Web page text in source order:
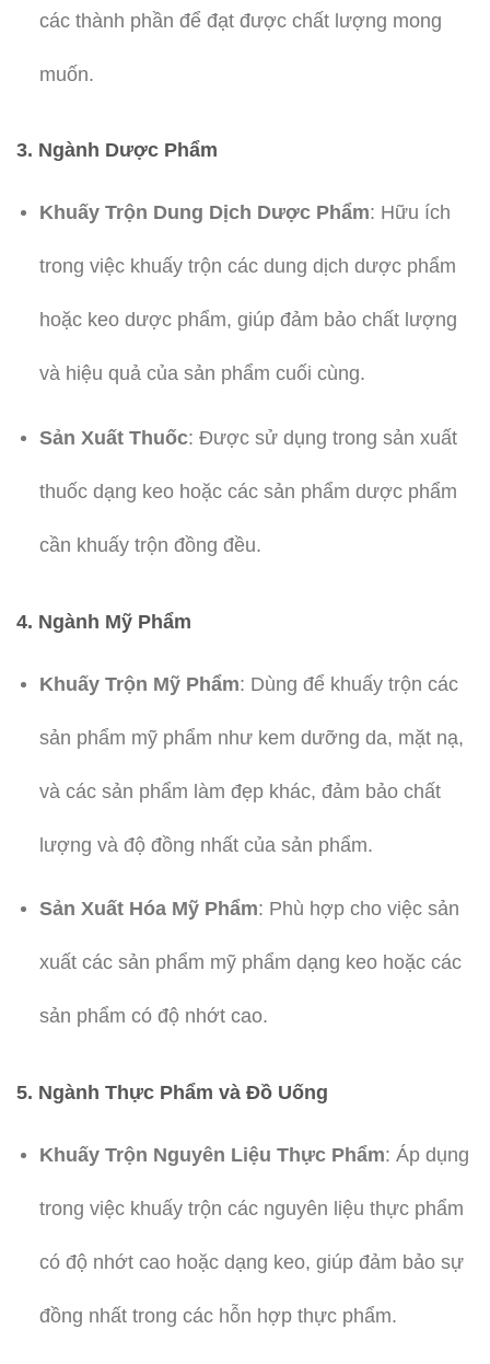
các thành phần để đạt được chất lượng mong
muốn.
3. Ngành Dược Phẩm
Khuấy Trộn Dung Dịch Dược Phẩm: Hữu ích
trong việc khuấy trộn các dung dịch dược phẩm
hoặc keo dược phẩm, giúp đảm bảo chất lượng
và hiệu quả của sản phẩm cuối cùng.
Sản Xuất Thuốc: Được sử dụng trong sản xuất
thuốc dạng keo hoặc các sản phẩm dược phẩm
cần khuấy trộn đồng đều.
4. Ngành Mỹ Phẩm
Khuấy Trộn Mỹ Phẩm: Dùng để khuấy trộn các
sản phẩm mỹ phẩm như kem dưỡng da, mặt nạ,
và các sản phẩm làm đẹp khác, đảm bảo chất
lượng và độ đồng nhất của sản phẩm.
Sản Xuất Hóa Mỹ Phẩm: Phù hợp cho việc sản
xuất các sản phẩm mỹ phẩm dạng keo hoặc các
sản phẩm có độ nhớt cao.
5. Ngành Thực Phẩm và Đồ Uống
Khuấy Trộn Nguyên Liệu Thực Phẩm: Áp dụng
trong việc khuấy trộn các nguyên liệu thực phẩm
có độ nhớt cao hoặc dạng keo, giúp đảm bảo sự
đồng nhất trong các hỗn hợp thực phẩm.